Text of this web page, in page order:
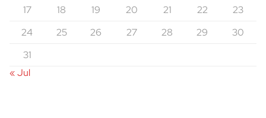
17
18 19 20 21 22
23
24
25 26 27 28 29
30
31
« Jul